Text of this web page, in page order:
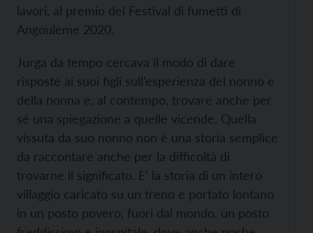
lavori, al premio del Festival di fumetti di
Angouleme 2020.
Jurga da tempo cercava il modo di dare
risposte ai suoi figli sull’esperienza del nonno e
della nonna e, al contempo, trovare anche per
sé una spiegazione a quelle vicende. Quella
vissuta da suo nonno non è una storia semplice
da raccontare anche per la difficoltà di
trovarne il significato. E’ la storia di un intero
villaggio caricato su un treno e portato lontano
in un posto povero, fuori dal mondo, un posto